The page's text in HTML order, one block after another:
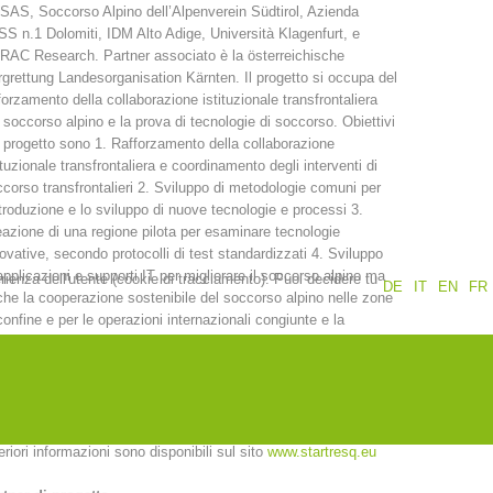
Contatti
Rapporti annuali
Formazione
Prevenzione PEER
Soccorso Alpino dell’Alpenverein Südtirol, Azienda
n.1 Dolomiti, IDM Alto Adige, Università Klagenfurt, e
Research. Partner associato è la österreichische
Landesorganisation Kärnten. Il progetto si occupa del
della collaborazione istituzionale transfrontaliera
soccorso alpino e la prova di tecnologie di soccorso. Obiettivi
progetto sono 1. Rafforzamento della collaborazione
transfrontaliera e coordinamento degli interventi di
transfrontalieri 2. Sviluppo di metodologie comuni per
e lo sviluppo di nuove tecnologie e processi 3.
di una regione pilota per esaminare tecnologie
secondo protocolli di test standardizzati 4. Sviluppo
e supporti IT per migliorare il soccorso alpino ma
la cooperazione sostenibile del soccorso alpino nelle zone
e per le operazioni internazionali congiunte e la
informazioni sono disponibili sul sito www.startresq.eu
DE
IT EN FR
dell'utente (cookie di tracciamento). Puoi decidere tu